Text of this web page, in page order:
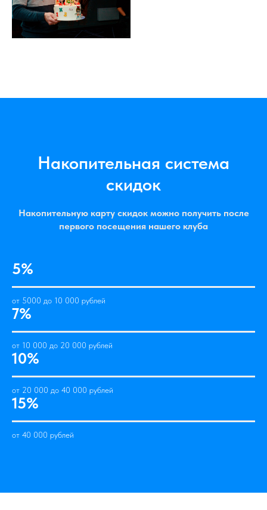
Накопительная система
скидок
Накопительную карту скидок можно получить после
первого посещения нашего клуба
5%
от 5000 до 10 000 рублей
7%
от 10 000 до 20 000 рублей
10%
от 20 000 до 40 000 рублей
15%
от 40 000 рублей